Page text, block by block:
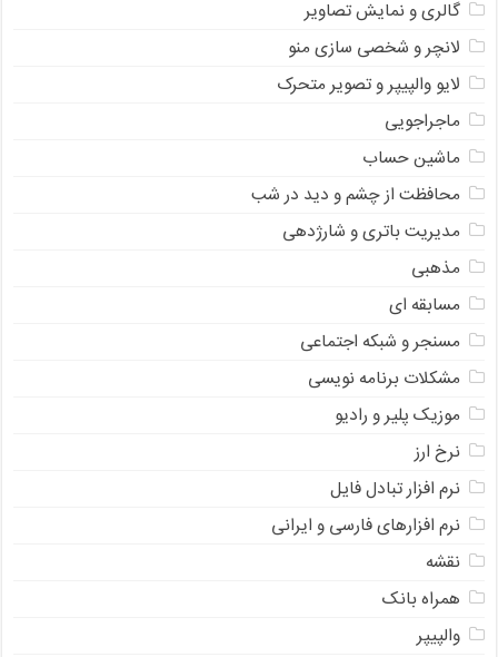
گالری و نمایش تصاویر
لانچر و شخصی سازی منو
لایو والپیپر و تصویر متحرک
ماجراجویی
ماشین حساب
محافظت از چشم و دید در شب
مدیریت باتری و شارژدهی
مذهبی
مسابقه ای
مسنجر و شبکه اجتماعی
مشکلات برنامه نویسی
موزیک پلیر و رادیو
نرخ ارز
ﻧﺮﻡ ﺍﻓﺰﺍﺭ ﺗﺒﺎﺩﻝ ﻓﺎﻳﻞ
نرم افزارهای فارسی و ایرانی
نقشه
همراه بانک
والپیپر